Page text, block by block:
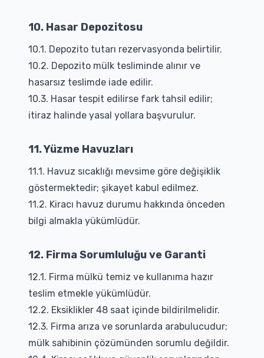
10. Hasar Depozitosu
10.1. Depozito tutarı rezervasyonda belirtilir.
10.2. Depozito mülk tesliminde alınır ve
hasarsız teslimde iade edilir.
10.3. Hasar tespit edilirse fark tahsil edilir;
itiraz halinde yasal yollara başvurulur.
11. Yüzme Havuzları
11.1. Havuz sıcaklığı mevsime göre değişiklik
göstermektedir; şikayet kabul edilmez.
11.2. Kiracı havuz durumu hakkında önceden
bilgi almakla yükümlüdür.
12. Firma Sorumluluğu ve Garanti
12.1. Firma mülkü temiz ve kullanıma hazır
teslim etmekle yükümlüdür.
12.2. Eksiklikler 48 saat içinde bildirilmelidir.
12.3. Firma arıza ve sorunlarda arabulucudur;
mülk sahibinin çözümünden sorumlu değildir.